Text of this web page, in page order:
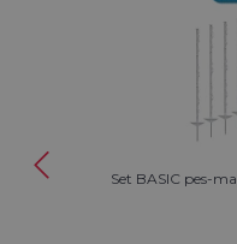
Set BASIC pes-